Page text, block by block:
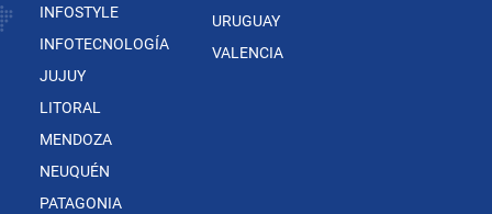
INFOSTYLE
INFOTECNOLOGÍA
JUJUY
LITORAL
MENDOZA
NEUQUÉN
PATAGONIA
URUGUAY
VALENCIA